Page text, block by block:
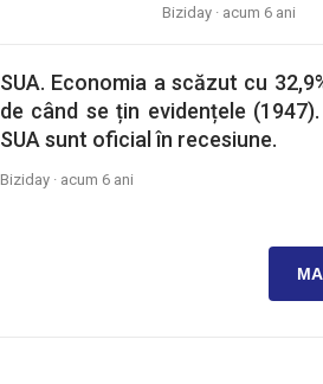
Biziday · acum 6 ani
SUA. Economia a scăzut cu
de când se țin evidențele
SUA sunt oficial în recesiune.
Biziday · acum 6 ani